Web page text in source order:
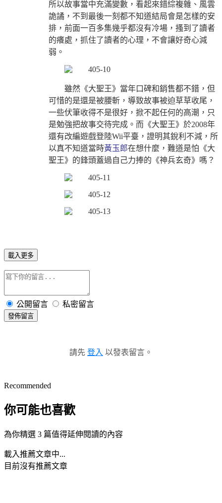
所以故事當中充滿變數，看起來錯綜複雜、風雲
詭譎，不到最後一刻都不知道結局會是怎樣的安
排，前面一百多集幾乎都沒有冷場，搔到了讀者
的癢處，抓住了讀者的心理，不會讓好奇心減
弱。
雖然《大聖王》當年口碑和銷售都不錯，但
可惜的是還是被腰斬，導致故事被迫草草收尾，
一些伏筆收得不是很好，掀不起任何的高潮，只
是勉強把故事交待完成。而《大聖王》於2008年
還有改編遊戲登陸Wii平臺，證明其銳利不減，所
以真不知道當時黃玉郎在想什麼，難道是怕《大
聖王》的鋒頭蓋過自己力捧的《神兵玄奇》嗎？
載入更多
公開留言 私密留言
發佈留言
請先 登入 以發表留言。
Recommended
你可能也喜歡
為你精選 3 篇值得延伸閱讀的內容
載入推薦文章中...
目前沒有推薦文章